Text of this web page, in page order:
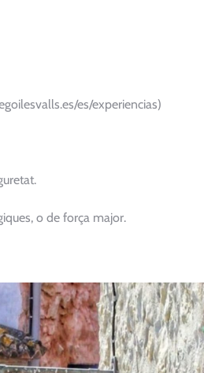
es/experiencias)
o de força major.